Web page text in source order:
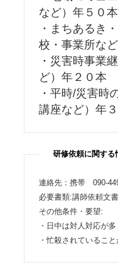
など）年５０本
・まちあるき
校・事業所な
・災害時事業
ど）年２０本
・平時/災害時
講座など）年
研修依頼に関する
連絡先：携帯 090-
必要書類:講師依頼文書
その他条件・要望:
・日中は対人対応が
・忙殺されているこ